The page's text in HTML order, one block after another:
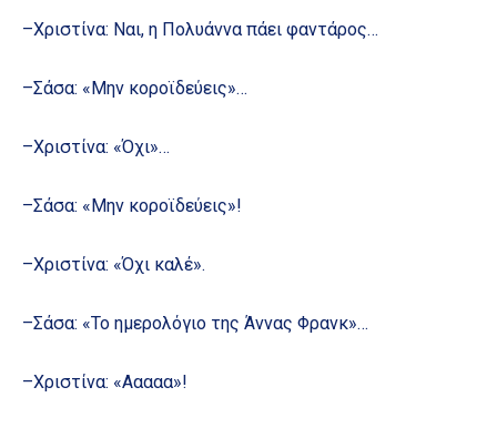
–Χριστίνα: Ναι, η Πολυάννα πάει φαντάρος…
–Σάσα: «Μην κοροϊδεύεις»…
–Χριστίνα: «Όχι»…
–Σάσα: «Μην κοροϊδεύεις»!
–Χριστίνα: «Όχι καλέ».
–Σάσα: «Το ημερολόγιο της Άννας Φρανκ»…
–Χριστίνα: «Ααααα»!